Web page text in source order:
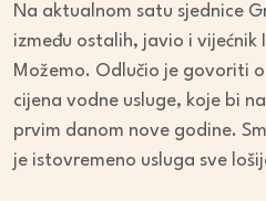
Na aktualnom satu sjednice
između ostalih, javio i vijećnik
Možemo. Odlučio je govoriti
cijena vodne usluge, koje bi
prvim danom nove godine.
je istovremeno usluga sve